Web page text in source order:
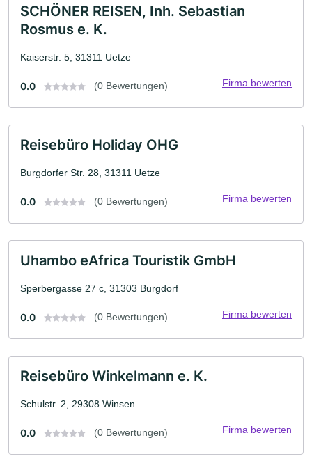
SCHÖNER REISEN, Inh. Sebastian
Rosmus e. K.
Kaiserstr. 5, 31311 Uetze
0.0 (0 Bewertungen) Firma bewerten
Reisebüro Holiday OHG
Burgdorfer Str. 28, 31311 Uetze
0.0 (0 Bewertungen) Firma bewerten
Uhambo eAfrica Touristik GmbH
Sperbergasse 27 c, 31303 Burgdorf
0.0 (0 Bewertungen) Firma bewerten
Reisebüro Winkelmann e. K.
Schulstr. 2, 29308 Winsen
0.0 (0 Bewertungen) Firma bewerten